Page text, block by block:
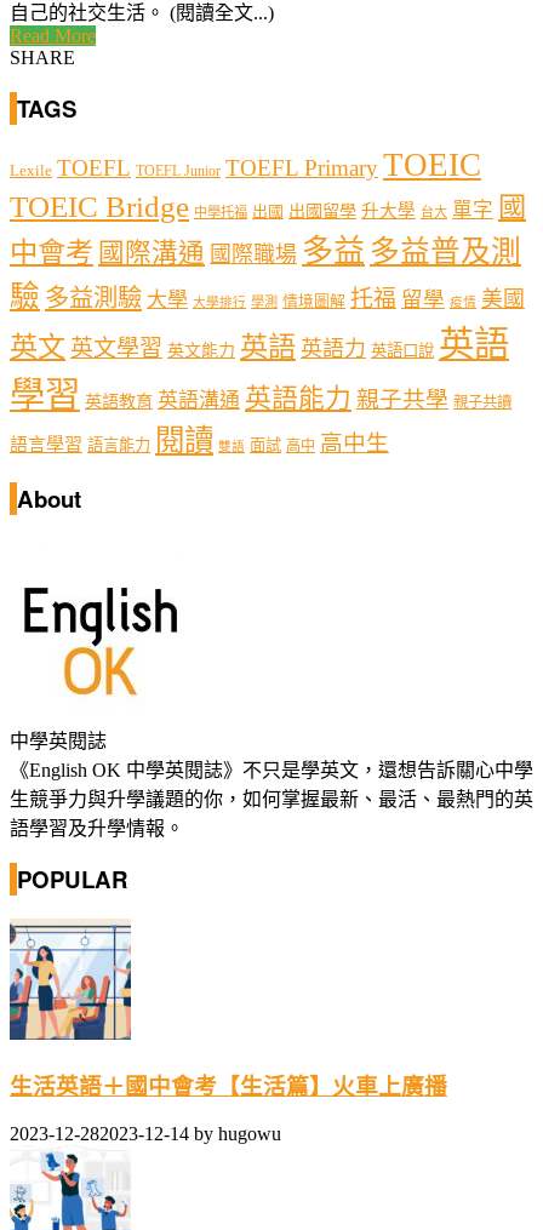
自己的社交生活。 (閱讀全文...)
Read More
SHARE
TAGS
Lexile TOEFL TOEFL Junior TOEFL PrimaryTOEIC
TOEIC Bridge 中學托福 出國 出國留學 升大學 台大 單字 國
中會考 國際溝通 國際職場 多益 多益普及測
驗 多益測驗 大學 大學排行 學測 情境圖解 托福 留學 疫情 美國
英文 英文學習 英文能力 英語 英語力 英語口說 英語
學習 英語教育 英語溝通 英語能力 親子共學 親子共讀
語言學習 語言能力 閱讀 雙語 面試 高中 高中生
About
中學英閱誌
《English OK 中學英閱誌》不只是學英文，還想告訴關心中學
生競爭力與升學議題的你，如何掌握最新、最活、最熱門的英
語學習及升學情報。
POPULAR
生活英語＋國中會考【生活篇】火車上廣播
2023-12-282023-12-14 by hugowu